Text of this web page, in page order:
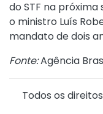
do STF na
o ministro Luís
mandato de dois
Fonte:Agência
Todos os